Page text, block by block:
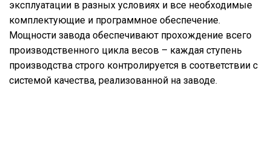
эксплуатации в разных условиях и все необходимые
комплектующие и программное обеспечение.
Мощности завода обеспечивают прохождение всего
производственного цикла весов – каждая ступень
производства строго контролируется в соответствии с
системой качества, реализованной на заводе.